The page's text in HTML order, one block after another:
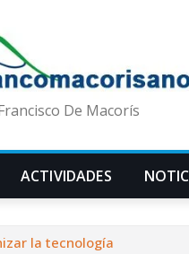
De Macorís
ACTIVIDADES
la tecnología